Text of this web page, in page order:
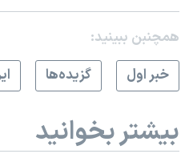
همچنبن ببینید:
خبر اول
گزيده‌ها
بیشتر بخوانید